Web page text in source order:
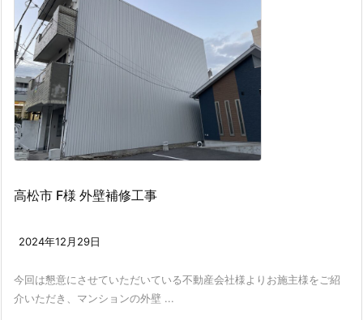
高松市 F様 外壁補修工事
2024年12月29日
今回は懇意にさせていただいている不動産会社様よりお施主様をご紹
介いただき、マンションの外壁 ...